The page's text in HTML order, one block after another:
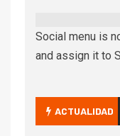
Social menu is
and assign it to
ACTUALIDAD